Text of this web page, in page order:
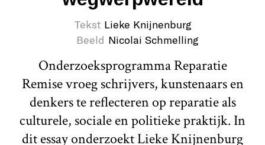
Tekst Lieke Knijnenburg
Beeld Nicolai Schmelling
Onderzoeksprogramma Reparatie
Remise vroeg schrijvers, kunstenaars en
denkers te reflecteren op reparatie als
culturele, sociale en politieke praktijk. In
dit essay onderzoekt Lieke Knijnenburg